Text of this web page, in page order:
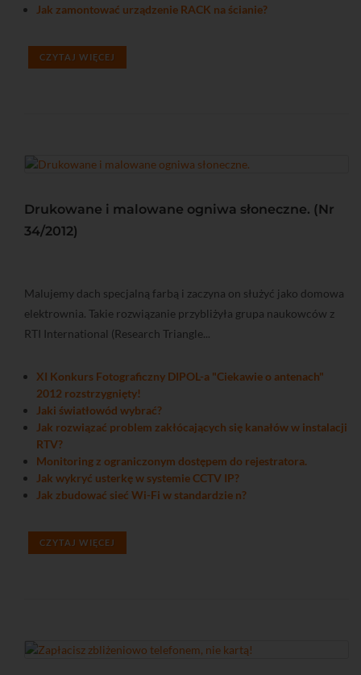
Jak zamontować urządzenie RACK na ścianie?
CZYTAJ WIĘCEJ
Drukowane i malowane ogniwa słoneczne. (Nr
34/2012)
Malujemy dach specjalną farbą i zaczyna on służyć jako domowa
elektrownia. Takie rozwiązanie przybliżyła grupa naukowców z
RTI International (Research Triangle...
XI Konkurs Fotograficzny DIPOL-a "Ciekawie o antenach"
2012 rozstrzygnięty!
Jaki światłowód wybrać?
Jak rozwiązać problem zakłócających się kanałów w instalacji
RTV?
Monitoring z ograniczonym dostępem do rejestratora.
Jak wykryć usterkę w systemie CCTV IP?
Jak zbudować sieć Wi-Fi w standardzie n?
CZYTAJ WIĘCEJ